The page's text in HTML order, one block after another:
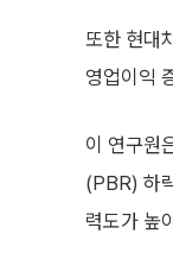
또한 현대
영업이익
이 연구원
(PBR) 하
력도가 높